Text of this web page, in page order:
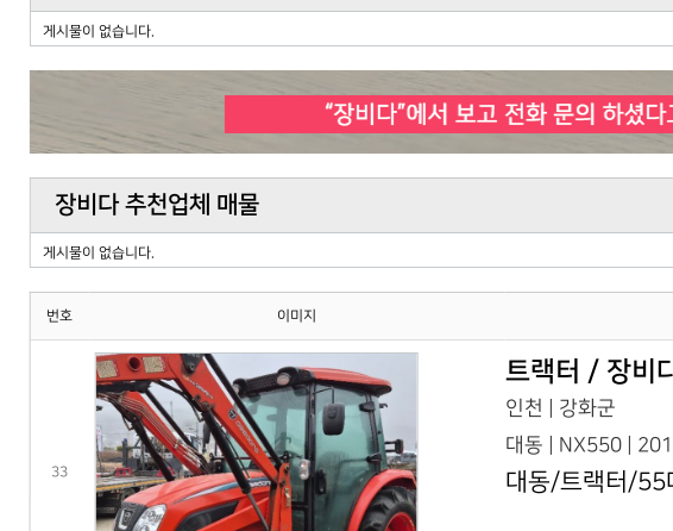
게시물이 없습니다.
장비다 추천업체 매물
게시물이 없습니다.
번호 이미지
33
트랙터 / 장비
인천 | 강화군
대동 | NX550 |
대동/트랙터/